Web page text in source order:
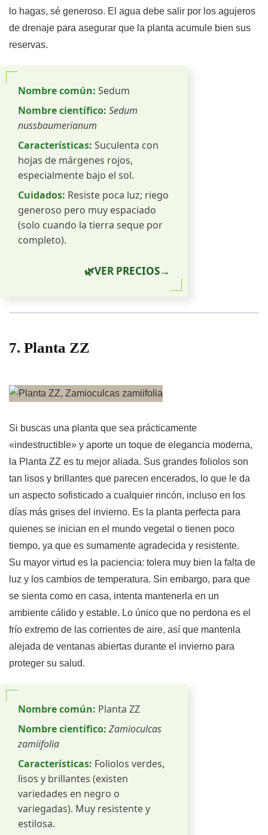
lo hagas, sé generoso. El agua debe salir por los agujeros
de drenaje para asegurar que la planta acumule bien sus
reservas.
Nombre común: Sedum
Nombre científico: Sedum
nussbaumerianum
Características: Suculenta con
hojas de márgenes rojos,
especialmente bajo el sol.
Cuidados: Resiste poca luz; riego
generoso pero muy espaciado
(solo cuando la tierra seque por
completo).
🌿VER PRECIOS→
7. Planta ZZ
Si buscas una planta que sea prácticamente
«indestructible» y aporte un toque de elegancia moderna,
la Planta ZZ es tu mejor aliada. Sus grandes foliolos son
tan lisos y brillantes que parecen encerados, lo que le da
un aspecto sofisticado a cualquier rincón, incluso en los
días más grises del invierno. Es la planta perfecta para
quienes se inician en el mundo vegetal o tienen poco
tiempo, ya que es sumamente agradecida y resistente.
Su mayor virtud es la paciencia: tolera muy bien la falta de
luz y los cambios de temperatura. Sin embargo, para que
se sienta como en casa, intenta mantenerla en un
ambiente cálido y estable. Lo único que no perdona es el
frío extremo de las corrientes de aire, así que mantenla
alejada de ventanas abiertas durante el invierno para
proteger su salud.
Nombre común: Planta ZZ
Nombre científico: Zamioculcas
zamiifolia
Características: Foliolos verdes,
lisos y brillantes (existen
variedades en negro o
variegadas). Muy resistente y
estilosa.